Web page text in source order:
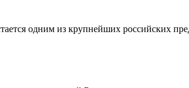
одним из крупнейших российских